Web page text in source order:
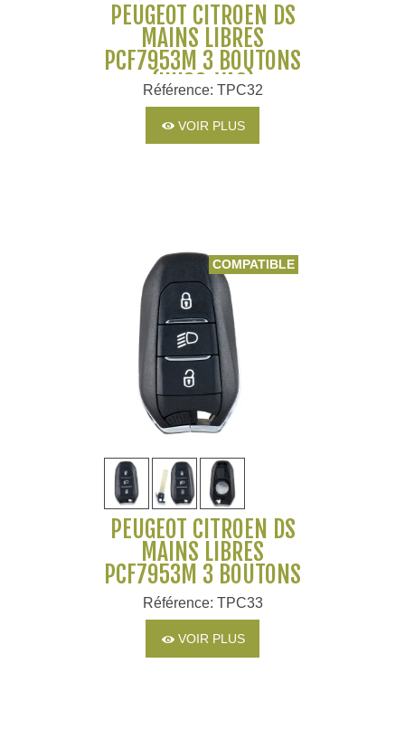
PEUGEOT CITROEN DS
MAINS LIBRES
PCF7953M 3 BOUTONS
(HU83+VA2)
Référence: TPC32
VOIR PLUS
COMPATIBLE
PEUGEOT CITROEN DS
MAINS LIBRES
PCF7953M 3 BOUTONS
Référence: TPC33
VOIR PLUS